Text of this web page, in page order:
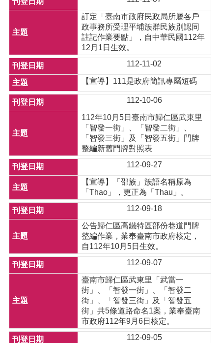
訂定「臺南市政府民政局所屬各戶
政事務所受理平埔族群民族別認同
註記作業要點」，自中華民國112年
12月1日生效。
112-11-02
【宣導】111是政府簡訊專屬短碼
112-10-06
112年10月5日臺南市歸仁區武東里
「智發一街」、「智發二街」、
「智發三街」及「智發五街」門牌
整編新舊門牌對照表
112-09-27
【宣導】「邵族」族語名稱原為
「Thao」，更正為「Thau」。
112-09-18
公告歸仁區高鐵特區部份巷道門牌
整編作業，業奉臺南市政府核定，
自112年10月5日生效。
112-09-07
臺南市歸仁區武東里「武當一
街」、「智發一街」、「智發二
街」、「智發三街」及「智發五
街」共5條道路命名1案，業奉臺南
市政府112年9月6日核定。
112-09-05